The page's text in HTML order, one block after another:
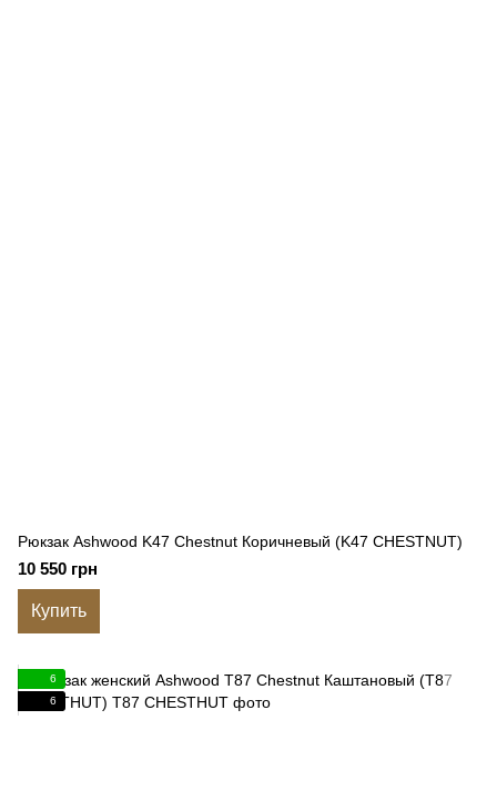
Рюкзак Ashwood K47 Chestnut Коричневый (K47 CHESTNUT)
10 550 грн
Купить
6
6